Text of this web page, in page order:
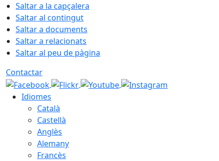
Saltar a la capçalera
Saltar al contingut
Saltar a documents
Saltar a relacionats
Saltar al peu de pàgina
Contactar
Idiomes
Català
Castellà
Anglès
Alemany
Francès